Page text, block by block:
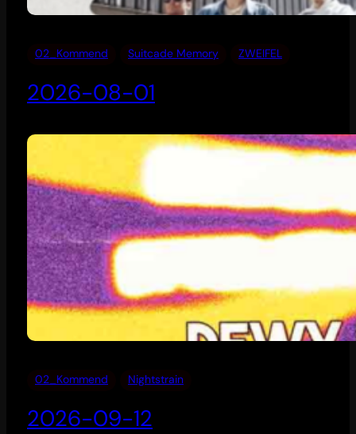
02_Kommend Suitcade Memory ZWEIFEL
2026-08-01
02_Kommend Nightstrain
2026-09-12